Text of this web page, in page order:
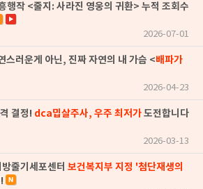
행작 <줄지: 사라진 영웅의 귀환> 누적 조회수
2026-07-01
스러운게 아닌, 진짜 자연의 내 가슴 <배파가
2026-04-23
결정! dca밉살주사, 우주 최저가도전합니다
2026-03-13
방줄기세포센터 보건복지부 지정 '첨단재생의